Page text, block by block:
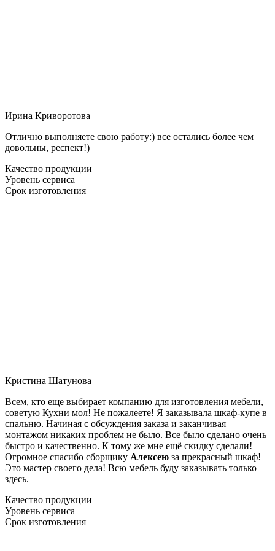
Ирина Криворотова
Отлично выполняете свою работу:) все остались более чем
довольны, респект!)
Качество продукции
Уровень сервиса
Срок изготовления
Кристина Шатунова
Всем, кто еще выбирает компанию для изготовления мебели,
советую Кухни мол! Не пожалеете! Я заказывала шкаф-купе в
спальню. Начиная с обсуждения заказа и заканчивая
монтажом никаких проблем не было. Все было сделано очень
быстро и качественно. К тому же мне ещё скидку сделали!
Огромное спасибо сборщику Алексею за прекрасный шкаф!
Это мастер своего дела! Всю мебель буду заказывать только
здесь.
Качество продукции
Уровень сервиса
Срок изготовления